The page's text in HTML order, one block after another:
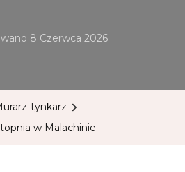
8 Czerwca 2026
tynkarz
w Malachinie